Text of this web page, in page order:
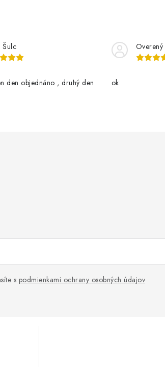
Šulc
den objednáno , druhý den
ok
s podmienkami ochrany osobných údajov